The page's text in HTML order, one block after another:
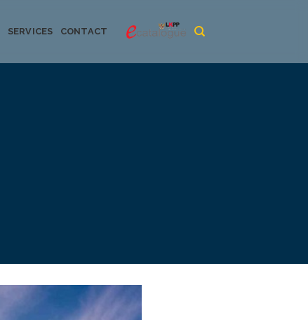
SERVICES CONTACT